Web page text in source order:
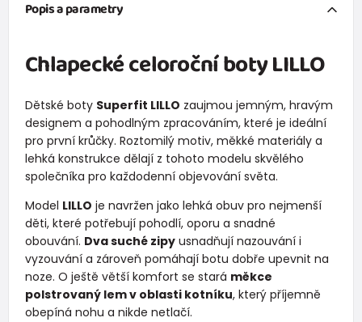
Popis a parametry
Chlapecké celoroční boty LILLO
Dětské boty Superfit LILLO zaujmou jemným, hravým
designem a pohodlným zpracováním, které je ideální
pro první krůčky. Roztomilý motiv, měkké materiály a
lehká konstrukce dělají z tohoto modelu skvělého
společníka pro každodenní objevování světa.
Model LILLO je navržen jako lehká obuv pro nejmenší
děti, které potřebují pohodlí, oporu a snadné
obouvání. Dva suché zipyusnadňují nazouvání i
vyzouvání a zároveň pomáhají botu dobře upevnit na
noze. O ještě větší komfort se stará měkce
polstrovaný lem v oblasti kotníku, který příjemně
obepíná nohu a nikde netlačí.